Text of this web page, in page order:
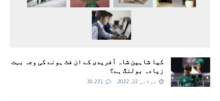
کیا شاہین شاہ آفریدی کے ان فٹ ہونے کی وجہ بہت
زیادہ بولنگ ہے؟
جولائی 22, 2022 30,231